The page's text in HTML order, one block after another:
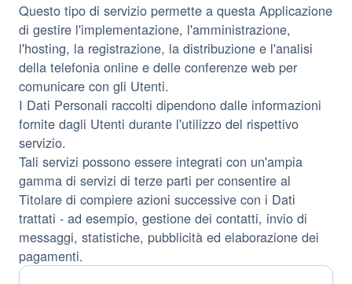
Questo tipo di servizio permette a questa Applicazione
di gestire l'implementazione, l'amministrazione,
l'hosting, la registrazione, la distribuzione e l'analisi
della telefonia online e delle conferenze web per
comunicare con gli Utenti.
I Dati Personali raccolti dipendono dalle informazioni
fornite dagli Utenti durante l'utilizzo del rispettivo
servizio.
Tali servizi possono essere integrati con un'ampia
gamma di servizi di terze parti per consentire al
Titolare di compiere azioni successive con i Dati
trattati - ad esempio, gestione dei contatti, invio di
messaggi, statistiche, pubblicità ed elaborazione dei
pagamenti.